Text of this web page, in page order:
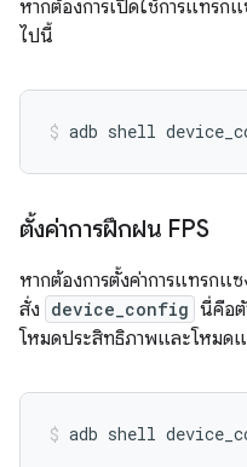
หากต้องการเปิดใช้การแทรก
ไปนี้
adb shell
ตั้งค่าการฝึกฝน FPS
หากต้องการตั้งค่าการแทรกแ
สั่ง device_config นี่คือตั
โหมดประสิทธิภาพและโหมด
adb shell